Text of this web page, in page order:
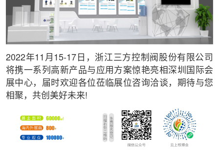
2022年11月15-17日，浙江三方控制阀股份有限公司
将携一系列高新产品与应用方案惊艳亮相深圳国际会
展中心，届时欢迎各位莅临展位咨询洽谈，期待与您
相聚，共创美好未来!